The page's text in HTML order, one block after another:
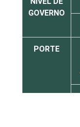
GOVERNO
PORTE